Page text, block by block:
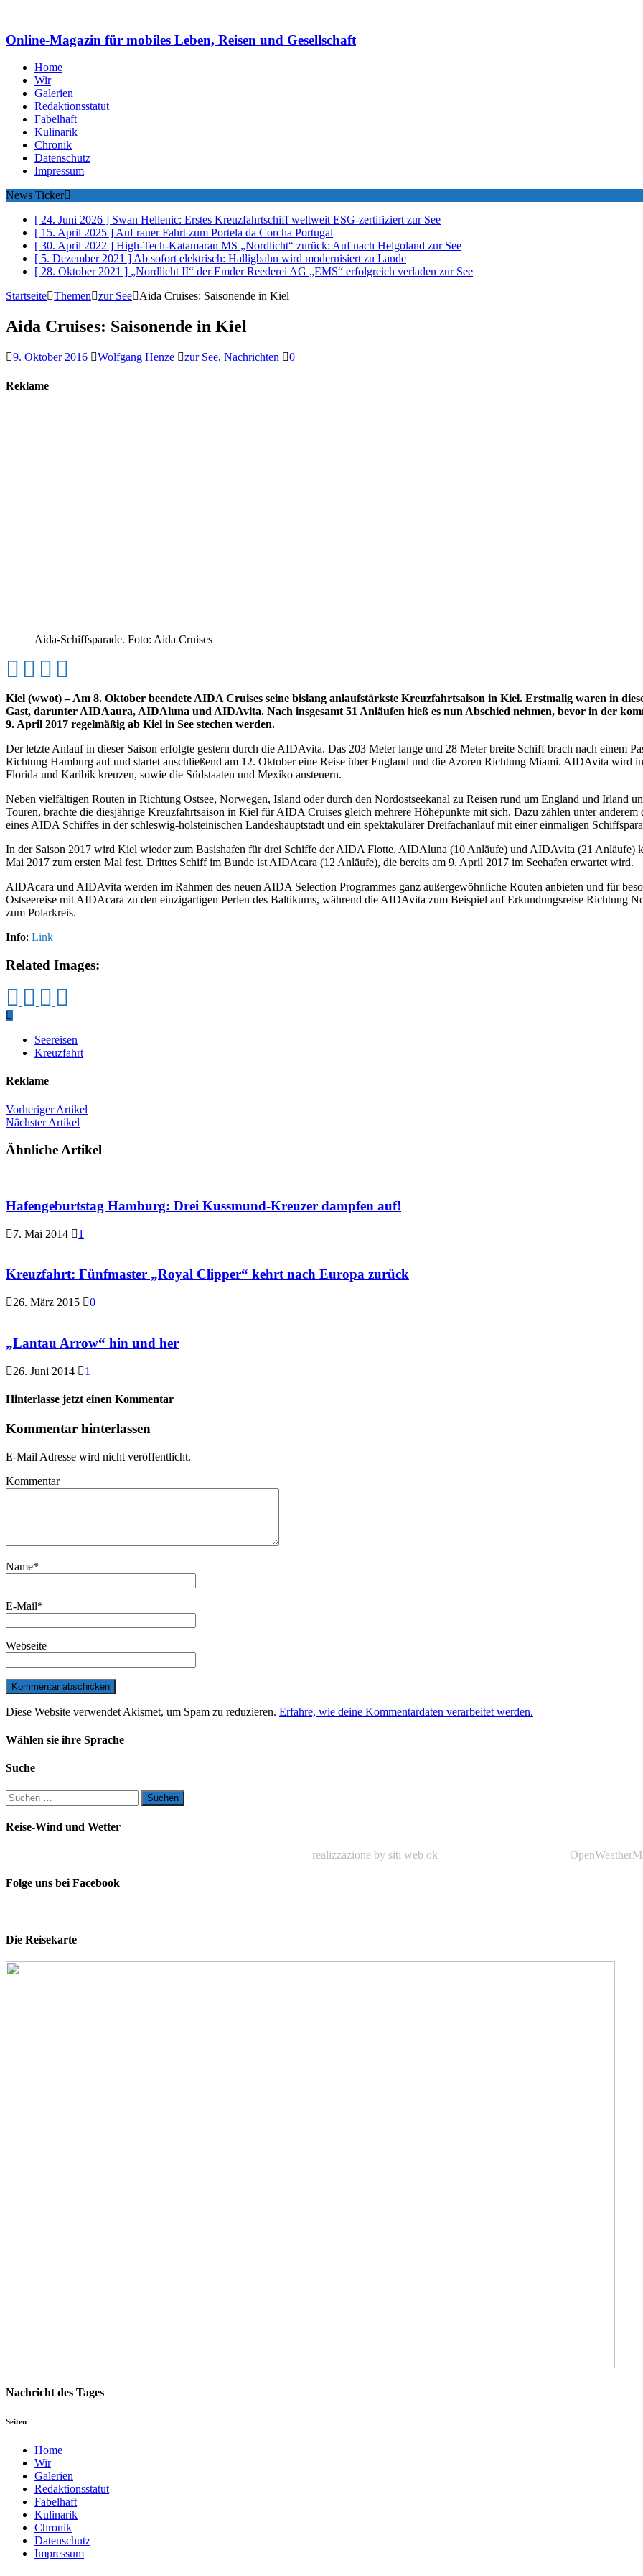
Online-Magazin für mobiles Leben, Reisen und Gesellschaft
Home
Wir
Galerien
Redaktionsstatut
Fabelhaft
Kulinarik
Chronik
Datenschutz
Impressum
News Ticker
[ 24. Juni 2026 ] Swan Hellenic: Erstes Kreuzfahrtschiff weltweit ESG-zertifiziertzur See
[ 15. April 2025 ]Auf rauer Fahrt zum Portela da Corcha Portugal
[ 30. April 2022 ] High-Tech-Katamaran MS „Nordlicht“ zurück: Auf nach Helgoland zur See
[ 5. Dezember 2021 ]Ab sofort elektrisch: Halligbahn wird modernisiertzu Lande
[ 28. Oktober 2021 ] „Nordlicht II“ der Emder Reederei AG „EMS“ erfolgreich verladen zur See
Startseite Themen zur See Aida Cruises: Saisonende in Kiel
Aida Cruises: Saisonende in Kiel
9. Oktober 2016 Wolfgang Henze zur See, Nachrichten 0
Reklame
Aida-Schiffsparade. Foto: Aida Cruises
Kiel (wwot) – Am 8. Oktober beendete AIDA Cruises seine bislang anlaufstärkste Kreuzfahrtsaison in Kiel. Erstmalig waren in
Gast, darunter AIDAaura, AIDAluna und AIDAvita. Nach insgesamt 51 Anläufen hieß es nun Abschied nehmen, bevor in der
9. April 2017 regelmäßig ab Kiel in See stechen werden.
Der letzte Anlauf in dieser Saison erfolgte gestern durch die AIDAvita. Das 203 Meter lange und 28 Meter breite Schiff brach nach einem
Richtung Hamburg auf und startet anschließend am 12. Oktober eine Reise über England und die Azoren Richtung Miami. AIDAvita wird
Florida und Karibik kreuzen, sowie die Südstaaten und Mexiko ansteuern.
Neben vielfältigen Routen in Richtung Ostsee, Norwegen, Island oder durch den Nordostseekanal zu Reisen rund um England und Irland
Touren, brachte die diesjährige Kreuzfahrtsaison in Kiel für AIDA Cruises gleich mehrere Höhepunkte mit sich. Dazu zählen unter
eines AIDA Schiffes in der schleswig-holsteinischen Landeshauptstadt und ein spektakulärer Dreifachanlauf mit einer einmaligen
In der Saison 2017 wird Kiel wieder zum Basishafen für drei Schiffe der AIDA Flotte. AIDAluna (10 Anläufe) und AIDAvita (21 Anläufe)
Mai 2017 zum ersten Mal fest. Drittes Schiff im Bunde ist AIDAcara (12 Anläufe), die bereits am 9. April 2017 im Seehafen erwartet wird.
AIDAcara und AIDAvita werden im Rahmen des neuen AIDA Selection Programmes ganz außergewöhnliche Routen anbieten und für
Ostseereise mit AIDAcara zu den einzigartigen Perlen des Baltikums, während die AIDAvita zum Beispiel auf Erkundungsreise Richtung
zum Polarkreis.
Info: Link
Related Images:
Seereisen
Kreuzfahrt
Reklame
Vorheriger Artikel
Nächster Artikel
Ähnliche Artikel
Hafengeburtstag Hamburg: Drei Kussmund-Kreuzer dampfen auf!
7. Mai 2014 1
Kreuzfahrt: Fünfmaster „Royal Clipper“ kehrt nach Europa zurück
26. März 2015 0
„Lantau Arrow“ hin und her
26. Juni 2014 1
Hinterlasse jetzt einen Kommentar
Kommentar hinterlassen
E-Mail Adresse wird nicht veröffentlicht.
Kommentar
Name*
E-Mail*
Webseite
Diese Website verwendet Akismet, um Spam zu reduzieren. Erfahre, wie deine Kommentardaten verarbeitet werden.
Wählen sie ihre Sprache
Suche
Suchen
nach:
Reise-Wind und Wetter
realizzazione by siti web ok
Folge uns bei Facebook
Die Reisekarte
Nachricht des Tages
Seiten
Home
Wir
Galerien
Redaktionsstatut
Fabelhaft
Kulinarik
Chronik
Datenschutz
Impressum